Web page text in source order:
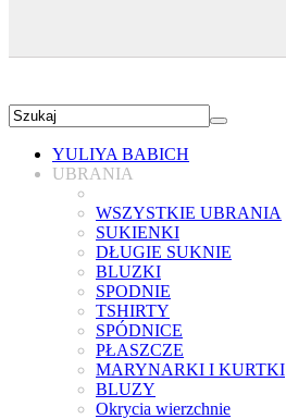
YULIYA BABICH
UBRANIA
WSZYSTKIE UBRANIA
SUKIENKI
DŁUGIE SUKNIE
BLUZKI
SPODNIE
TSHIRTY
SPÓDNICE
PŁASZCZE
MARYNARKI I KURTKI
BLUZY
Okrycia wierzchnie